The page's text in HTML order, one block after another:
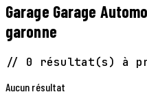
Garage Garage
garonne
// 0 résultat(s) à
Aucun résultat